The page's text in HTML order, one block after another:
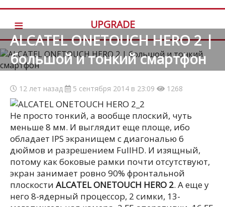
≡ UPGRADE
ALCATEL ONETOUCH HERO 2 |
большой и тонкий смартфон
12 лет назад 5 сентября 2014 в 23:09 1268
Не просто тонкий, а вообще плоский, чуть
меньше 8 мм. И выглядит еще площе, ибо
обладает IPS экранищем с диагональю 6
дюймов и разрешением FullHD. И изящный,
потому как боковые рамки почти отсутствуют,
экран занимает ровно 90% фронтальной
плоскости ALCATEL ONETOUCH HERO 2. А еще у
него 8-ядерный процессор, 2 симки, 13-